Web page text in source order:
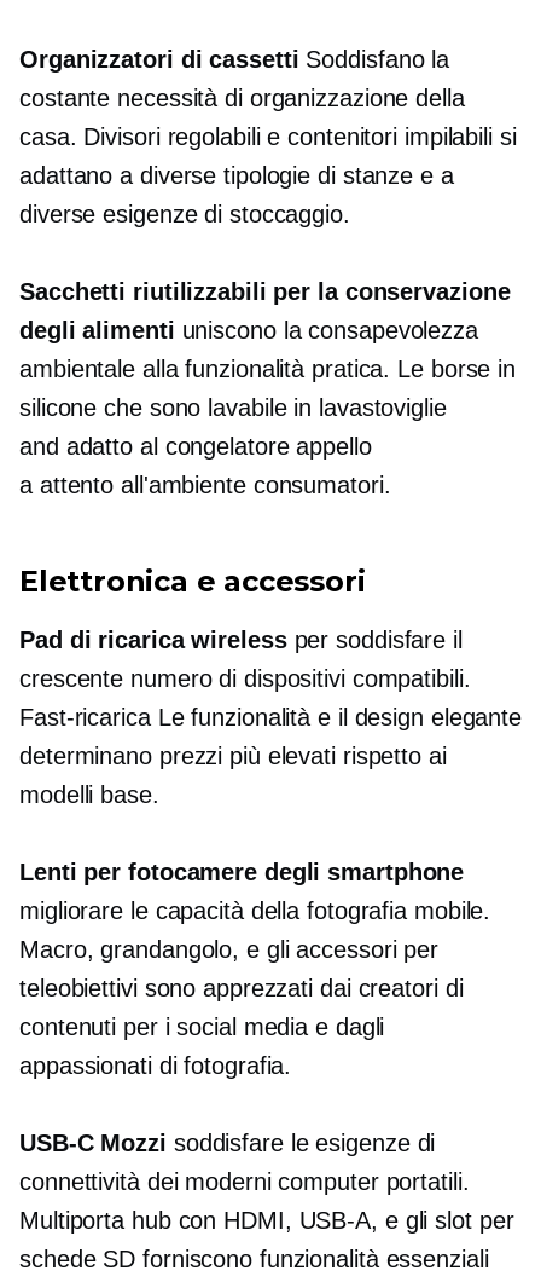
Organizzatori di cassetti Soddisfano la
costante necessità di organizzazione della
casa. Divisori regolabili e contenitori impilabili si
adattano a diverse tipologie di stanze e a
diverse esigenze di stoccaggio.
Sacchetti riutilizzabili per la conservazione
degli alimenti uniscono la consapevolezza
ambientale alla funzionalità pratica. Le borse in
silicone che sono lavabile in lavastoviglie
and adatto al congelatoreappello
a attento all'ambienteconsumatori.
Elettronica e accessori
Pad di ricarica wirelessper soddisfare il
crescente numero di dispositivi compatibili.
Fast-ricaricaLe funzionalità e il design elegante
determinano prezzi più elevati rispetto ai
modelli base.
Lenti per fotocamere degli smartphone
migliorare le capacità della fotografia mobile.
Macro,grandangolo, e gli accessori per
teleobiettivi sono apprezzati dai creatori di
contenuti per i social media e dagli
appassionati di fotografia.
USB-CMozzi soddisfare le esigenze di
connettività dei moderni computer portatili.
Multiporta hub con HDMI, USB-A, e gli slot per
schede SD forniscono funzionalità essenziali